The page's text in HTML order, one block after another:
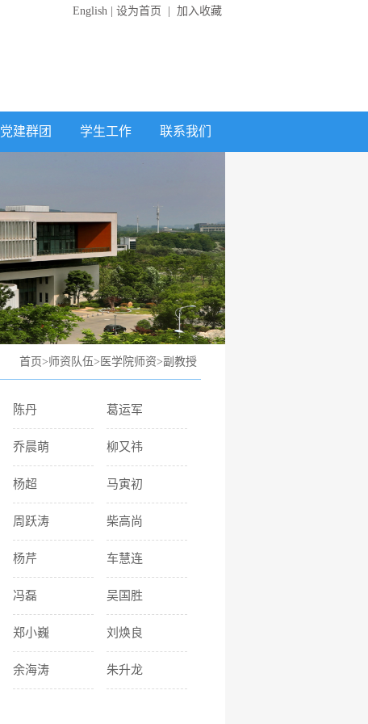
English 设为首页 加入收藏
党建群团 学生工作 联系我们
首页>师资队伍> 医学院师资>副教授
陈丹 葛运军
乔晨萌 柳又祎
杨超 马寅初
周跃涛 柴高尚
杨芹 车慧连
冯磊 吴国胜
郑小巍 刘焕良
余海涛 朱升龙